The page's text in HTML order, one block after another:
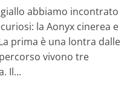
abbiamo incontrato
la Aonyx cinerea e
prima è una lontra dalle
vivono tre
Il...